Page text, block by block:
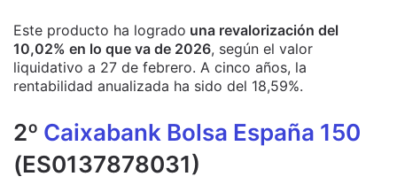
Este producto ha logrado una revalorización del
10,02% en lo que va de 2026, según el valor
liquidativo a 27 de febrero. A cinco años, la
rentabilidad anualizada ha sido del 18,59%.
2º Caixabank Bolsa España 150
(ES0137878031)